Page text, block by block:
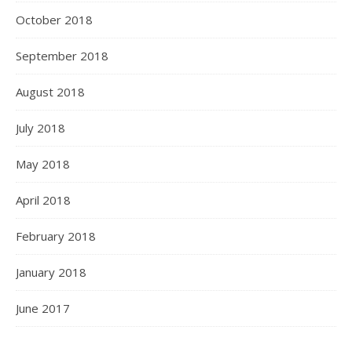
October 2018
September 2018
August 2018
July 2018
May 2018
April 2018
February 2018
January 2018
June 2017